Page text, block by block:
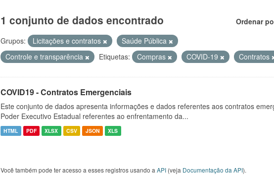
Ordenar
1 conjunto de dados encontrado
Grupos: Licitações e contratos
Saúde Pública
Controle e transparência
Etiquetas: Compras COVID-19 Contratos
COVID19 - Contratos Emergenciais
Este conjunto de dados apresenta informações e dados referentes aos contratos
Poder Executivo Estadual referentes ao enfrentamento da...
HTML PDF XLSX CSV JSON XLS
Você também pode ter acesso a esses registros usando a API (veja Documentação da API).